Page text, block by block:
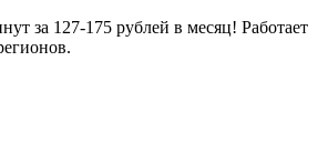
за 127-175 рублей в месяц! Работает